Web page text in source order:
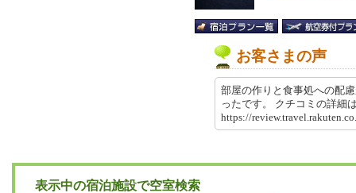
お客さまの声
部屋の作りと食事処への配
ったです。 クチコミの詳
https://
表示中の宿泊施設で空室検索